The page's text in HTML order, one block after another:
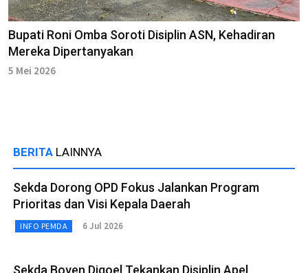
Bupati Roni Omba Soroti Disiplin ASN, Kehadiran
Mereka Dipertanyakan
5 Mei 2026
BERITA LAINNYA
Sekda Dorong OPD Fokus Jalankan Program
Prioritas dan Visi Kepala Daerah
INFO PEMDA 6 Jul 2026
Sekda Boven Digoel Tekankan Disiplin Apel